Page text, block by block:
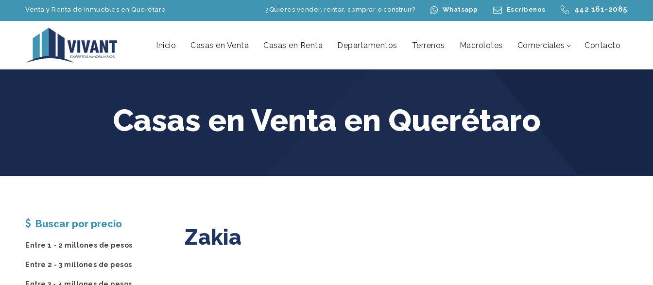
Venta y Renta de Inmuebles en Querétaro ¿Quieres vender, rentar, comprar o construir? Whatsapp Escríbenos 442 161-2085
Inicio Casas en Venta Casas en Renta Departamentos Terrenos Macrolotes Comerciales Contacto
Casas en Venta en Querétaro
Buscar por precio
Entre 1 - 2 millones de pesos
Entre 2 - 3 millones de pesos
Zakia